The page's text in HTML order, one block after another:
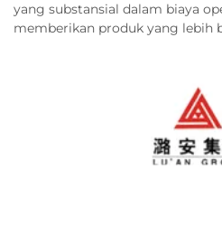
yang substansial dalam biaya
memberikan produk yang lebih